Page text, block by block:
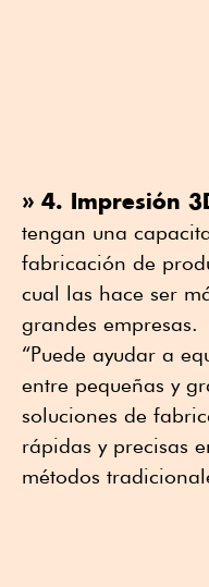
» 4. Impresión
tengan una
fabricación de
cual las hace ser
grandes empresas.
“Puede ayudar a
entre pequeñas y
soluciones de
rápidas y precisas
métodos